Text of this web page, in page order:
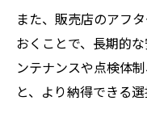
新車販売で
支払い方法
新車販売の
新車販売で
また、販売店のアフ
おくことで、長期的
ンテナンスや点検体
と、より納得できる